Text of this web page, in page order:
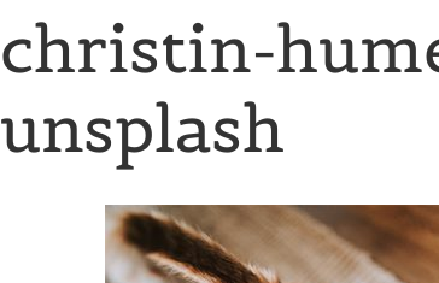
christin-
unsplash